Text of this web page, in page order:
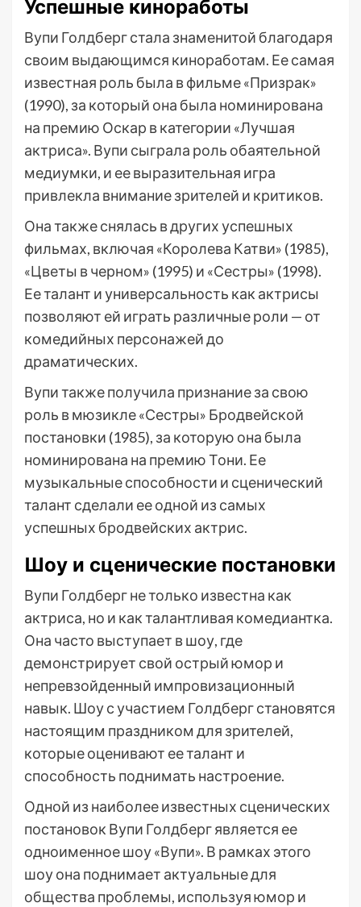
Успешные киноработы
Вупи Голдберг стала знаменитой благодаря
своим выдающимся киноработам. Ее самая
известная роль была в фильме «Призрак»
(1990), за который она была номинирована
на премию Оскар в категории «Лучшая
актриса». Вупи сыграла роль обаятельной
медиумки, и ее выразительная игра
привлекла внимание зрителей и критиков.
Она также снялась в других успешных
фильмах, включая «Королева Катви» (1985),
«Цветы в черном» (1995) и «Сестры» (1998).
Ее талант и универсальность как актрисы
позволяют ей играть различные роли — от
комедийных персонажей до
драматических.
Вупи также получила признание за свою
роль в мюзикле «Сестры» Бродвейской
постановки (1985), за которую она была
номинирована на премию Тони. Ее
музыкальные способности и сценический
талант сделали ее одной из самых
успешных бродвейских актрис.
Шоу и сценические постановки
Вупи Голдберг не только известна как
актриса, но и как талантливая комедиантка.
Она часто выступает в шоу, где
демонстрирует свой острый юмор и
непревзойденный импровизационный
навык. Шоу с участием Голдберг становятся
настоящим праздником для зрителей,
которые оценивают ее талант и
способность поднимать настроение.
Одной из наиболее известных сценических
постановок Вупи Голдберг является ее
одноименное шоу «Вупи». В рамках этого
шоу она поднимает актуальные для
общества проблемы, используя юмор и